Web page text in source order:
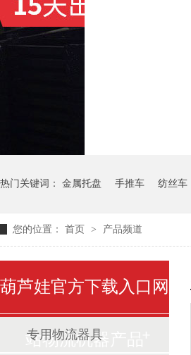
冲压件料架
仪表盘料架
架
消声器料架
行业
热门关键词： 金属托盘 手推车 纺丝车
您的位置： 首页 > 产品频道
葫芦娃官方下载入口网
站物流机器产品
专用物流器具